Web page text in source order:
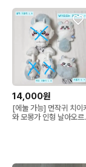
14,000원
[에눌 가능] 먼작귀 치이
와 모몽가 인형 날아오르